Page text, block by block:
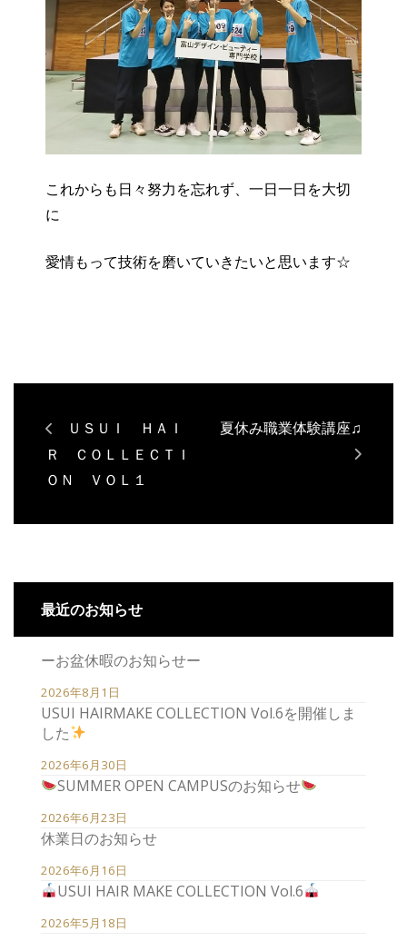
これからも日々努力を忘れず、一日一日を大切
に
愛情もって技術を磨いていきたいと思います☆
ＵＳＵＩ ＨＡＩ
Ｒ ＣＯＬＬＥＣＴＩ
ＯＮ ＶＯＬ１
夏休み職業体験講座♫
最近のお知らせ
ーお盆休暇のお知らせー
2026年8月1日
USUI HAIRMAKE COLLECTION Vol.6を開催しま
した
2026年6月30日
SUMMER OPEN CAMPUSのお知らせ
2026年6月23日
休業日のお知らせ
2026年6月16日
USUI HAIR MAKE COLLECTION Vol.6
2026年5月18日